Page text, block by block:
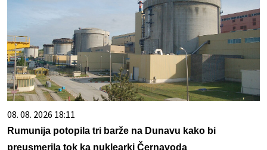
08. 08. 2026 18:11
Rumunija potopila tri barže na Dunavu kako bi
preusmerila tok ka nuklearki Černavoda